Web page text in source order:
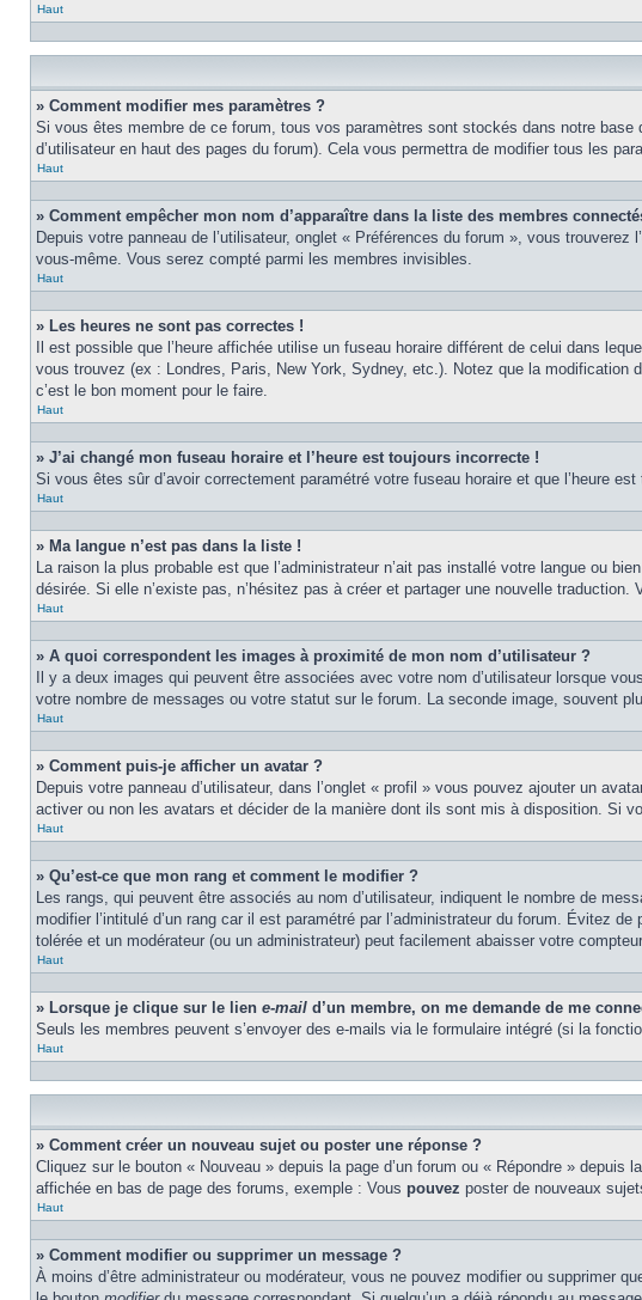
Haut
» Comment modifier mes paramètres ?
Si vous êtes membre de ce forum, tous vos paramètres sont stockés dans notre base
d’utilisateur en haut des pages du forum). Cela vous permettra de modifier tous les
Haut
» Comment empêcher mon nom d’apparaître dans la liste des membres
Depuis votre panneau de l’utilisateur, onglet « Préférences du forum », vous trouverez
vous-même. Vous serez compté parmi les membres invisibles.
Haut
» Les heures ne sont pas correctes !
Il est possible que l’heure affichée utilise un fuseau horaire différent de celui dans
vous trouvez (ex : Londres, Paris, New York, Sydney, etc.). Notez que la modification
c’est le bon moment pour le faire.
Haut
» J’ai changé mon fuseau horaire et l’heure est toujours incorrecte !
Si vous êtes sûr d’avoir correctement paramétré votre fuseau horaire et que l’heure
Haut
» Ma langue n’est pas dans la liste !
La raison la plus probable est que l’administrateur n’ait pas installé votre langue ou
désirée. Si elle n’existe pas, n’hésitez pas à créer et partager une nouvelle
Haut
» A quoi correspondent les images à proximité de mon nom d’utilisateur ?
Il y a deux images qui peuvent être associées avec votre nom d’utilisateur lorsque
votre nombre de messages ou votre statut sur le forum. La seconde image, souvent
Haut
» Comment puis-je afficher un avatar ?
Depuis votre panneau d’utilisateur, dans l’onglet « profil » vous pouvez ajouter un
activer ou non les avatars et décider de la manière dont ils sont mis à disposition. Si
Haut
» Qu’est-ce que mon rang et comment le modifier ?
Les rangs, qui peuvent être associés au nom d’utilisateur, indiquent le nombre de
modifier l’intitulé d’un rang car il est paramétré par l’administrateur du forum. Évitez
tolérée et un modérateur (ou un administrateur) peut facilement abaisser votre
Haut
» Lorsque je clique sur le lien e-mail d’un membre, on me demande de me
Seuls les membres peuvent s’envoyer des e-mails via le formulaire intégré (si la
Haut
» Comment créer un nouveau sujet ou poster une réponse ?
Cliquez sur le bouton « Nouveau » depuis la page d’un forum ou « Répondre »
affichée en bas de page des forums, exemple : Vous pouvez poster de nouveaux
Haut
» Comment modifier ou supprimer un message ?
À moins d’être administrateur ou modérateur, vous ne pouvez modifier ou supprimer